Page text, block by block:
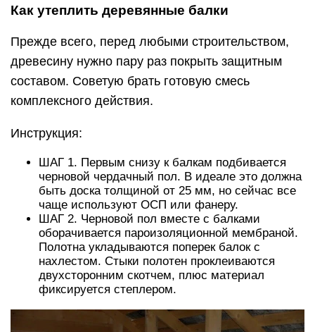
Как утеплить деревянные балки
Прежде всего, перед любыми строительством,
древесину нужно пару раз покрыть защитным
составом. Советую брать готовую смесь
комплексного действия.
Инструкция:
ШАГ 1. Первым снизу к балкам подбивается
черновой чердачный пол. В идеале это должна
быть доска толщиной от 25 мм, но сейчас все
чаще используют ОСП или фанеру.
ШАГ 2. Черновой пол вместе с балками
оборачивается пароизоляционной мембраной.
Полотна укладываются поперек балок с
нахлестом. Стыки полотен проклеиваются
двухсторонним скотчем, плюс материал
фиксируется степлером.